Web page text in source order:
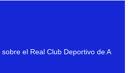
sobre el Real Club Deportivo de A